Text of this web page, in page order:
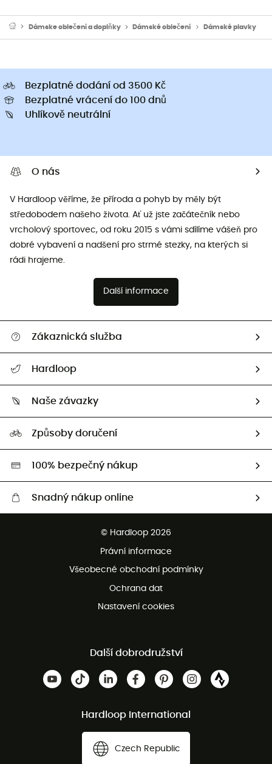
Dámske oblečeni a doplňky Dámské oblečení Dámské plavky
Bezplatné dodání od 3500 Kč
Bezplatné vrácení do 100 dnů
Uhlíkově neutrální
O nás
V Hardloop věříme, že příroda a pohyb by měly být
středobodem našeho života. Ať už jste začátečník nebo
vrcholový sportovec, od roku 2015 s vámi sdílíme vášeň pro
dobré vybavení a nadšení pro strmé stezky, na kterých si
rádi hrajeme.
Další informace
Zákaznická služba
Vrácení zboží a peněz
Hardloop
Naši Ambasadoři
Naše závazky
Second hand
HardGreen
Způsoby doručení
100% bezpečný nákup
Snadný nákup online
Bezplatné vrácení do 100 dnů
Bezplatná zákaznická služba
© Hardloop 2026
Právní informace
Všeobecné obchodní podmínky
Ochrana dat
Nastavení cookies
Další dobrodružství
Hardloop International
Czech Republic